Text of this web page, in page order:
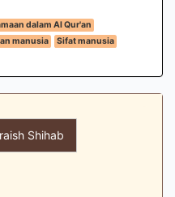
dalam Al Qur'an
manusia
Sifat manusia
Shihab